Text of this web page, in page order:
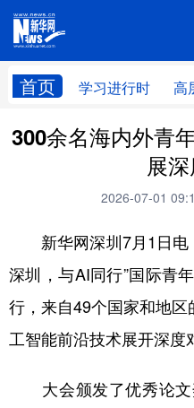
首页 学习进行时 高
网
学习进行时 高层
财经
科技 科创
文化 书画
食品 人居
300余名海内外青
展
2026-07-01
新华网深圳7月1日电
深圳，与AI同行”国际青
行，来自49个国家和地
工智能前沿技术展开深度
大会颁发了优秀论文